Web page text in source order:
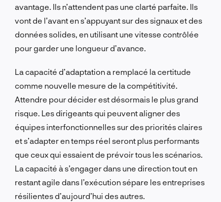
avantage. Ils n’attendent pas une clarté parfaite. Ils
vont de l’avant en s’appuyant sur des signaux et des
données solides, en utilisant une vitesse contrôlée
pour garder une longueur d’avance.
La capacité d’adaptation a remplacé la certitude
comme nouvelle mesure de la compétitivité.
Attendre pour décider est désormais le plus grand
risque. Les dirigeants qui peuvent aligner des
équipes interfonctionnelles sur des priorités claires
et s’adapter en temps réel seront plus performants
que ceux qui essaient de prévoir tous les scénarios.
La capacité à s’engager dans une direction tout en
restant agile dans l’exécution sépare les entreprises
résilientes d’aujourd’hui des autres.